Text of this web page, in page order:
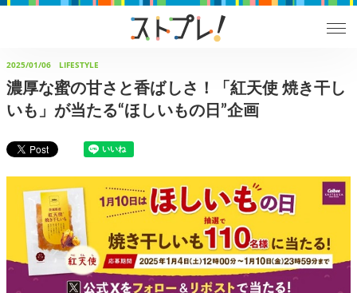
2025/01/06 LIFESTYLE
濃厚な蜜の甘さと香ばしさ！「紅天使 焼き干し
いも」が当たる“ほしいもの日”企画